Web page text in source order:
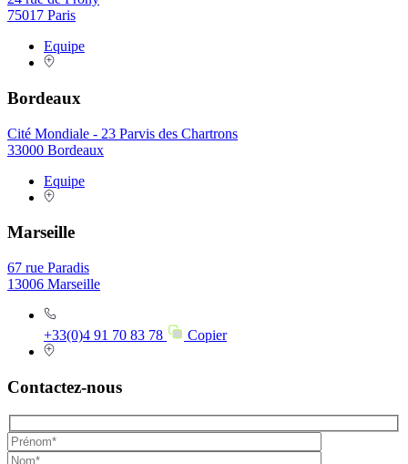
75017 Paris
Equipe
Bordeaux
Cité Mondiale - 23 Parvis des Chartrons
33000 Bordeaux
Equipe
Marseille
67 rue Paradis
13006 Marseille
+33(0)4 91 70 83 78 Copier
Contactez-nous